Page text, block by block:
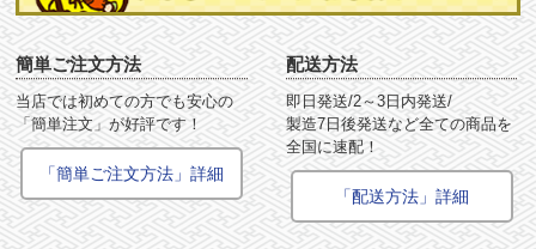
簡単ご注文方法
当店では初めての方でも安心の
「簡単注文」が好評です！
「簡単ご注文方法」詳細
配送方法
即日発送/2～3日内発送/
製造7日後発送など全ての商品を
全国に速配！
「配送方法」詳細